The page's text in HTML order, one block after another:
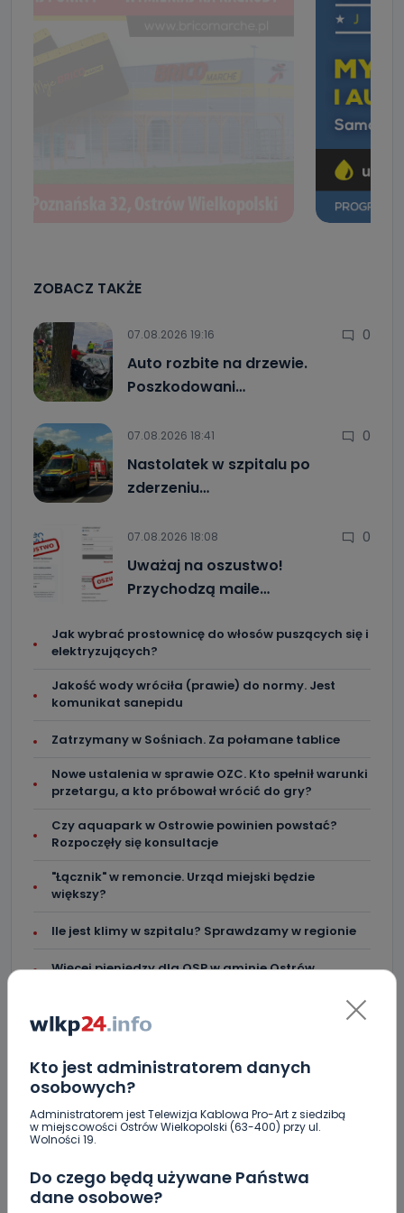
Kto jest administratorem danych
osobowych?
Administratorem jest Telewizja Kablowa Pro-Art z siedzibą
w miejscowości Ostrów Wielkopolski (63-400) przy ul.
Wolności 19.
Do czego będą używane Państwa
dane osobowe?
ZOBACZ TAKŻE
07.08.2026 19:16 0
Auto rozbite na drzewie.
Poszkodowani…
07.08.2026 18:41 0
Nastolatek w szpitalu po
zderzeniu…
07.08.2026 18:08 0
Uważaj na oszustwo!
Przychodzą maile…
Jak wybrać prostownicę do włosów puszących się i
elektryzujących?
Jakość wody wróciła (prawie) do normy. Jest
komunikat sanepidu
Zatrzymany w Sośniach. Za połamane tablice
Nowe ustalenia w sprawie OZC. Kto spełnił warunki
przetargu, a kto próbował wrócić do gry?
Czy aquapark w Ostrowie powinien powstać?
Rozpoczęły się konsultacje
"Łącznik" w remoncie. Urząd miejski będzie
większy?
Ile jest klimy w szpitalu? Sprawdzamy w regionie
Więcej pieniędzy dla OSP w gminie Ostrów.
lepszego seoznu
na „Dziady”
KOMENTARZE (4)